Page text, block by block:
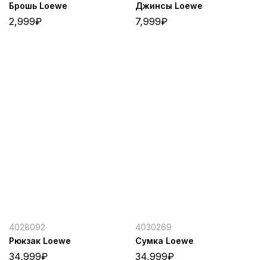
Брошь Loewe
2,999₽
Джинсы Loewe
7,999₽
4028092
Рюкзак Loewe
34,999₽
4030269
Сумка Loewe
34,999₽